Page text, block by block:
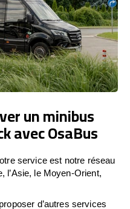
un minibus
avec OsaBus
service est notre réseau
l’Asie, le Moyen-Orient,
d’autres services